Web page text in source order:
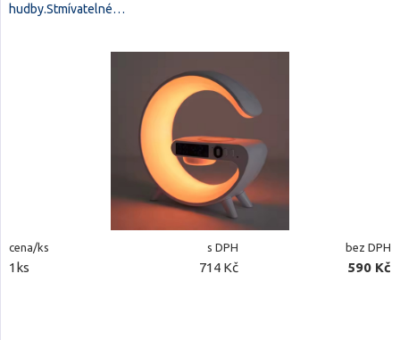
hudby.Stmívatelné…
cena/ks s DPH bez DPH
1ks 714 Kč 590 Kč